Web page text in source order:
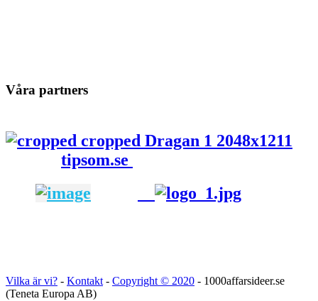
Våra partners
tipsom.se
Vilka är vi? - Kontakt - Copyright © 2020 - 1000affarsideer.se
(Teneta Europa AB)